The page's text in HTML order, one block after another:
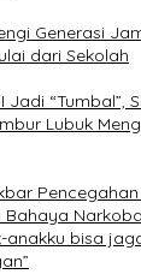
Generasi
dari Sekolah
Jadi “Tumbal”,
Lubuk
Pencegahan
anakku bisa